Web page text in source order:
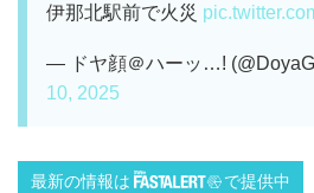
伊那北駅前で火災
— ドヤ顔＠ハーッ…!
10, 2025
最新の情報は で提供中